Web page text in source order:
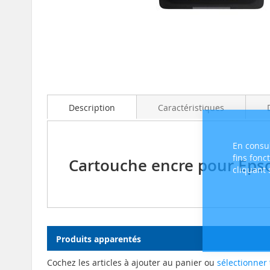
En
fins
cliquant
beginningDescription
Cartouche encre pour
Caractéristiques
Produits apparentés
Cochez les articles à ajouter au panier ou sélectionner